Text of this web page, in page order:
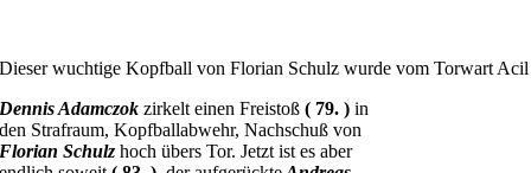
Dieser wuchtige Kopfball von Florian Schulz wurde vom Torwart Acil
Dennis Adamczok zirkelt einen Freistoß( 79. ) in
den Strafraum, Kopfballabwehr, Nachschuß von
Florian Schulz hoch übers Tor. Jetzt ist es aber